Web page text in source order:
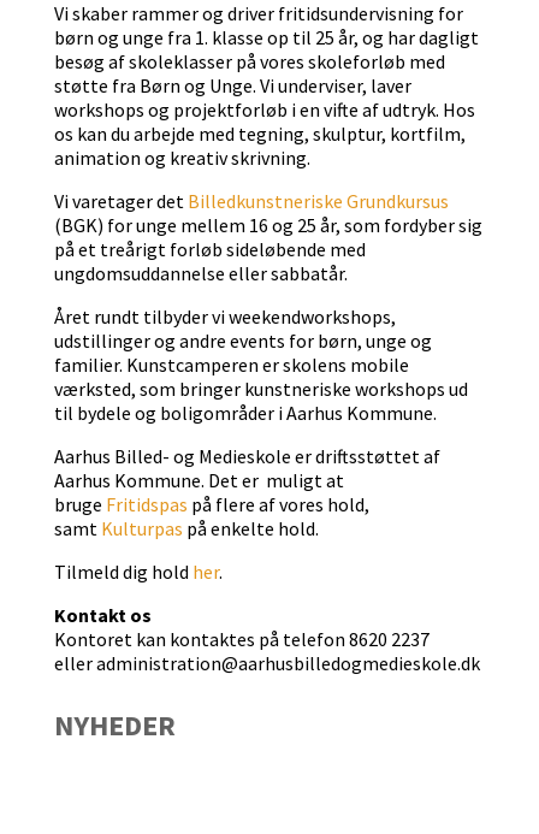
Vi skaber rammer og driver fritidsundervisning for
børn og unge fra 1. klasse op til 25 år, og har dagligt
besøg af skoleklasser på vores skoleforløb med
støtte fra Børn og Unge. Vi underviser, laver
workshops og projektforløb i en vifte af udtryk. Hos
os kan du arbejde med tegning, skulptur, kortfilm,
animation og kreativ skrivning.
Vi varetager det Billedkunstneriske Grundkursus
(BGK) for unge mellem 16 og 25 år, som fordyber sig
på et treårigt forløb sideløbende med
ungdomsuddannelse eller sabbatår.
Året rundt tilbyder vi weekendworkshops,
udstillinger og andre events for børn, unge og
familier. Kunstcamperen er skolens mobile
værksted, som bringer kunstneriske workshops ud
til bydele og boligområder i Aarhus Kommune.
Aarhus Billed- og Medieskole er driftsstøttet af
Aarhus Kommune. Det er muligt at
bruge Fritidspas på flere af vores hold,
samt Kulturpas på enkelte hold.
Tilmeld dig hold her.
Kontakt os
Kontoret kan kontaktes på telefon 8620 2237
eller administration@aarhusbilledogmedieskole.dk
NYHEDER